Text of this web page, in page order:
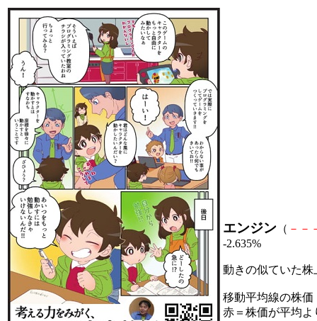
エンジン （ － －
-2.635%
動きの似ていた
移動平均線の株価
赤＝株価が平均